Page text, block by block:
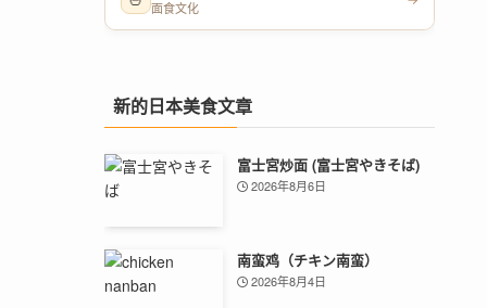
面食文化
新的日本美食文章
富士宮炒面 (富士宮やきそば)
2026年8月6日
南蛮鸡（チキン南蛮）
2026年8月4日